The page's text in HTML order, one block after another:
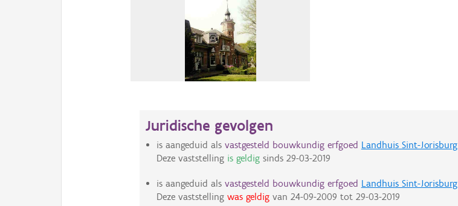
Juridische gevolgen
is aangeduid als vastgesteld bouwkundig erfgoed Landhuis Sint-Jorisburg
Deze vaststelling is geldigsinds 29-03-2019
is aangeduid als vastgesteld bouwkundig erfgoed Landhuis Sint-Jorisburg
Deze vaststelling was geldigvan 24-09-2009 tot 29-03-2019